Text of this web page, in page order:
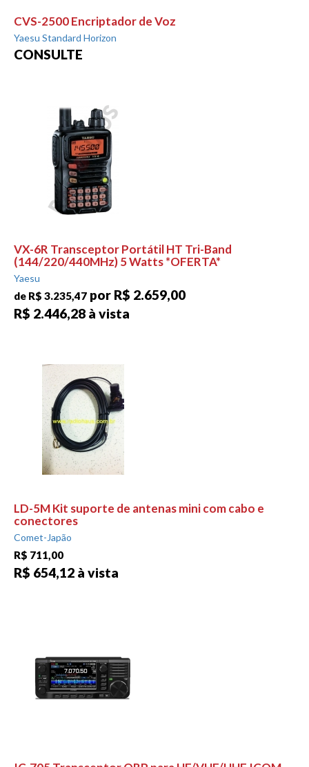
CVS-2500 Encriptador de Voz
Yaesu Standard Horizon
CONSULTE
VX-6R Transceptor Portátil HT Tri-Band
(144/220/440MHz) 5 Watts *OFERTA*
Yaesu
de R$ 3.235,47 por R$ 2.659,00
R$ 2.446,28 à vista
LD-5M Kit suporte de antenas mini com cabo e
conectores
Comet-Japão
R$ 711,00
R$ 654,12 à vista